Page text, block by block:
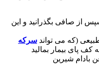
از صافی بگذرانید و این
(که می تواند سرکه
پای بیمار بمالید
بادام شیرین